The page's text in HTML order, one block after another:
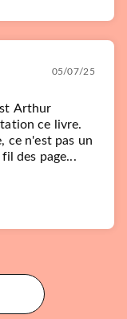
05/07/25
Arthur
ce livre.
ce n'est pas un
des page...